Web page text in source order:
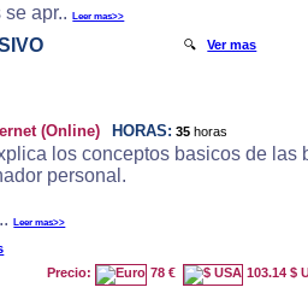
se apr..Leer mas>>
🔍Ver mas
(Online) HORAS: 35 horas
los conceptos basicos de
personal.
Leer mas>>
Precio:
78 € 103.14 $